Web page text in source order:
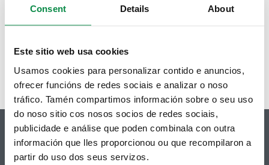
Consent Details About
Este sitio web usa cookies
Usamos cookies para personalizar contido e anuncios,
ofrecer funcións de redes sociais e analizar o noso
tráfico. Tamén compartimos información sobre o seu uso
do noso sitio cos nosos socios de redes sociais,
publicidade e análise que poden combinala con outra
información que lles proporcionou ou que recompilaron a
partir do uso dos seus servizos.
provedores 4T 2017
Liquidacion balance 2017
1 de 2